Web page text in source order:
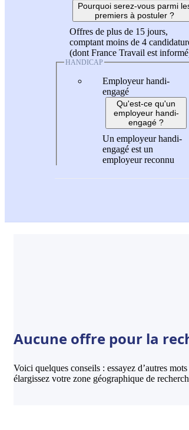
Pourquoi serez-vous parmi
premiers à postuler ?
Offres de plus de 15 jours,
comptant moins de 4
(dont France Travail est
HANDICAP
Employeur handi-
engagé
Qu'est-ce qu'un
employeur handi-
engagé ?
Un employeur handi-
engagé est un
employeur reconnu
Aucune offre pour la
Voici quelques conseils : essayez d’autres
élargissez votre zone géographique de